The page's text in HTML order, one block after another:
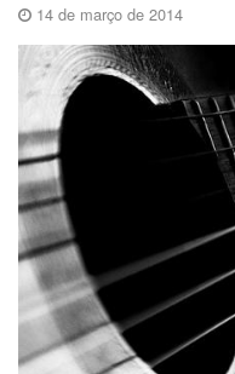
14 de março de 2014